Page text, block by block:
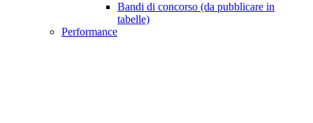
Bandi di concorso (da pubblicare in
tabelle)
Performance